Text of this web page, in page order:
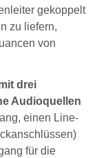
gekoppelt
zu liefern,
von
drei
Audioquellen
einen Line-
für die